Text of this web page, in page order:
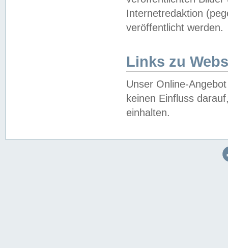
Internetredaktion
veröffentlicht werden.
Links zu
Unser Online-
keinen Einfluss
einhalten.